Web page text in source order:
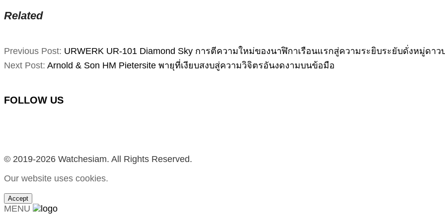
Related
2026-
09
Previous Post: URWERK UR-101 Diamond Sky การตีความใหม่ของนาฬิกาเรือนแรกสู่ความระยิบระยับดั่งหมู่ดา
Next Post: Arnold & Son HM Pietersite พายุที่เงียบสงบสู่ความวิจิตรอันงดงามบนข้อมือ
FOLLOW US
© 2019-2026 Watchesiam. All Rights Reserved.
Our website uses cookies.
Accept
MENU